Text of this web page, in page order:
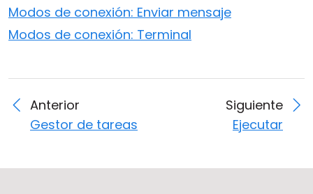
Modos de conexión: Enviar mensaje
Modos de conexión: Terminal
Anterior
Gestor de tareas
Siguiente
Ejecutar